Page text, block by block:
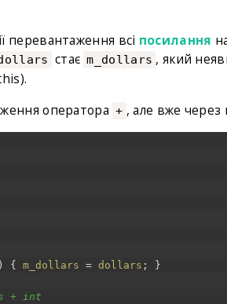
перевантаження всі посилання
стає m_dollars , який
оператора + , але вже через
) { m_dollars = dollars ; }
+ int